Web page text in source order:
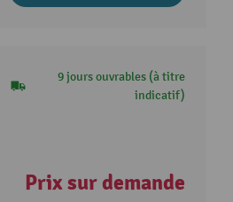
9 jours ouvrables (à titre
indicatif)
Prix sur demande